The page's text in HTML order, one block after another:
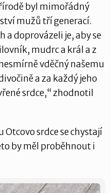
byl mimořádný
mužů tří generací.
a doprovázeli je, aby se
mudrc a král a z
vděčný našemu
a za každý jeho
srdce,“ zhodnotil
srdce se chystají
by měl proběhnout i